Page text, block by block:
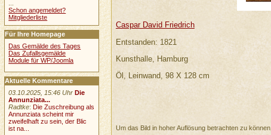
Caspar David Friedrich
Entstanden: 1821
Kunsthalle, Hamburg
Öl, Leinwand, 98 X 128 cm
Um das Bild in hoher Auflösung betrachten zu können,
Schon angemeldet?
Mitgliederliste
Für Ihre Homepage
Das Gemälde des Tages
Das Zufallsgemälde
Module für WP/Joomla
Aktuelle Kommentare
03.10.2025, 15:46 Uhr Die
Annunziata...
Radtke: Die Zuschreibung als
Annunziata scheint mir
zweifelhaft zu sein, der Blic
ist na...